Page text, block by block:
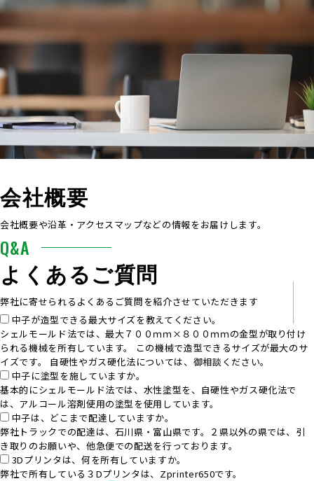
会社概要
会社概要や沿革・アクセスマップなどの情報をお届けします。
Q&A
よくあるご質問
弊社に寄せられるよくあるご質問を紹介させていただきます
中子が造型できる最大サイズを教えてください。
シェルモールド法では、最大７００ｍｍ×８００ｍｍの金型が取り付け
られる機械を所有しています。 この機械で造型できるサイズが最大のサ
イズです。 自硬性やガス硬化法については、御相談ください。
中子に塗型を施していますか。
基本的にシェルモールド法では、水性塗型を、自硬性やガス硬化法で
は、アルコール溶剤使用の塗型を使用しています。
中子は、どこまで配達していますか。
弊社トラックでの配達は、石川県・富山県です。２県以外の県では、引
き取りのお願いや、他急便での配送を行っております。
3Dプリンタは、何を所有していますか。
弊社で所有している３Dプリンタは、Zprinter650です。